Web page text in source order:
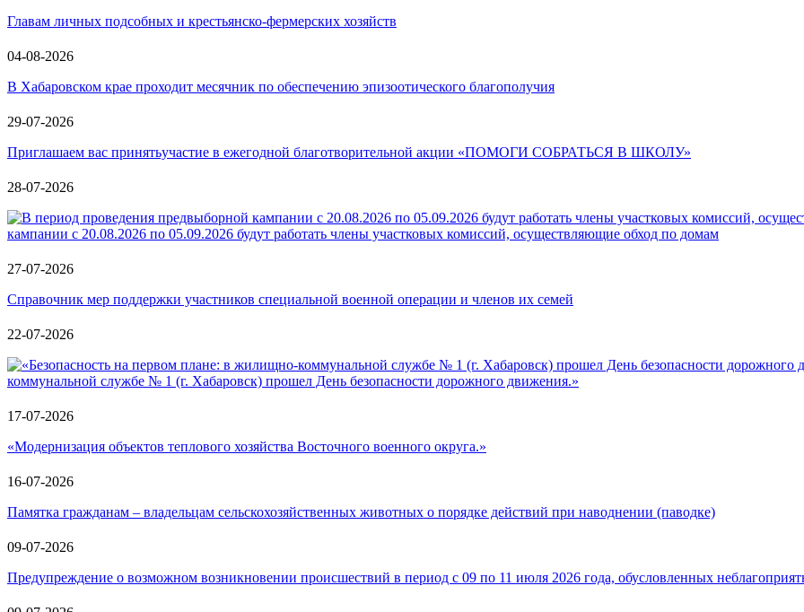
Главам личных подсобных и крестьянско-фермерских хозяйств
04-08-2026
В Хабаровском крае проходит месячник по обеспечению эпизоотического благополучия
29-07-2026
Приглашаем вас принятьучастие в ежегодной благотворительной акции «ПОМОГИ СОБРАТЬСЯ В ШКОЛУ»
28-07-2026
кампании с 20.08.2026 по 05.09.2026 будут работать члены участковых комиссий, осуществляющие обход по домам
27-07-2026
Справочник мер поддержки участников специальной военной операции и членов их семей
22-07-2026
коммунальной службе № 1 (г. Хабаровск) прошел День безопасности дорожного движения.»
17-07-2026
«Модернизация объектов теплового хозяйства Восточного военного округа.»
16-07-2026
Памятка гражданам – владельцам сельскохозяйственных животных о порядке действий при наводнении (паводке)
09-07-2026
Предупреждение о возможном возникновении происшествий в период с 09 по 11 июля 2026 года, обусловленных